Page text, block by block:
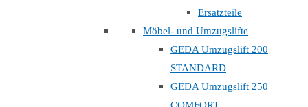
Ersatzteile
Möbel- und Umzugslifte
GEDA Umzugslift 200
STANDARD
GEDA Umzugslift 250